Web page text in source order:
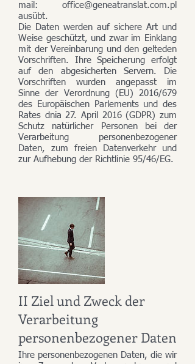
mail: office@geneatranslat.com.pl
ausübt.
Die Daten werden auf sichere Art und
Weise geschützt, und zwar im Einklang
mit der Vereinbarung und den gelteden
Vorschriften. Ihre Speicherung erfolgt
auf den abgesicherten Servern. Die
Vorschriften wurden angepasst im
Sinne der Verordnung (EU) 2016/679
des Europäischen Parlements und des
Rates dnia 27. April 2016 (GDPR) zum
Schutz natürlicher Personen bei der
Verarbeitung personenbezogener
Daten, zum freien Datenverkehr und
zur Aufhebung der Richtlinie 95/46/EG.
II Ziel und Zweck der
Verarbeitung
personenbezogener Daten
Ihre personenbezogenen Daten, die wir